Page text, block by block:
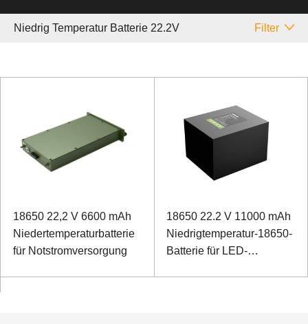
Niedrig Temperatur Batterie 22.2V Filter
18650 22,2 V 6600 mAh
Niedertemperaturbatterie
für Notstromversorgung
18650 22.2 V 11000 mAh
Niedrigtemperatur-18650-
Batterie für LED-